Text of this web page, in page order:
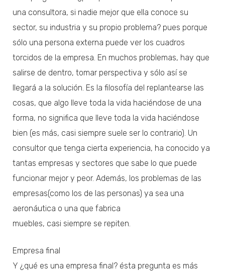
una consultora, si nadie mejor que ella conoce su
sector, su industria y su propio problema? pues porque
sólo una persona externa puede ver los cuadros
torcidos de la empresa. En muchos problemas, hay que
salirse de dentro, tomar perspectiva y sólo así se
llegará a la solución. Es la filosofía del replantearse las
cosas, que algo lleve toda la vida haciéndose de una
forma, no significa que lleve toda la vida haciéndose
bien (es más, casi siempre suele ser lo contrario). Un
consultor que tenga cierta experiencia, ha conocido ya
tantas empresas y sectores que sabe lo que puede
funcionar mejor y peor. Además, los problemas de las
empresas(como los de las personas) ya sea una
aeronáutica o una que fabrica
muebles, casi siempre se repiten.
Empresa final
Y ¿qué es una empresa final? ésta pregunta es más